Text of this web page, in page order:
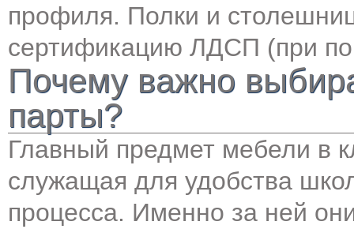
профиля. Полки и
сертификацию ЛДСП (при
Почему важно
парты?
Главный предмет мебели в
служащая для удобства
процесса. Именно за ней